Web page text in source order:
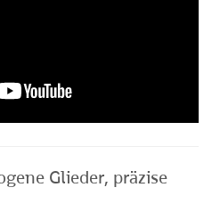
Glieder, präzise